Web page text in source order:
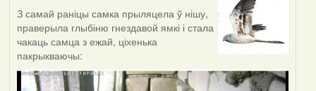
З самай раніцы самка прыляцела ў нішу,
праверыла глыбіню гнездавой ямкі і стала
чакаць самца з ежай, ціхенька
пакрыкваючы: